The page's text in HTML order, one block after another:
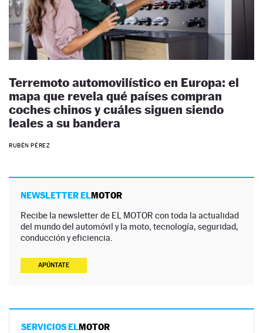
Terremoto automovilístico en Europa: el
mapa que revela qué países compran
coches chinos y cuáles siguen siendo
leales a su bandera
RUBÉN PÉREZ
NEWSLETTER ELMOTOR
Recibe la newsletter de EL MOTOR con toda la actualidad
del mundo del automóvil y la moto, tecnología, seguridad,
conducción y eficiencia.
APÚNTATE
SERVICIOS ELMOTOR